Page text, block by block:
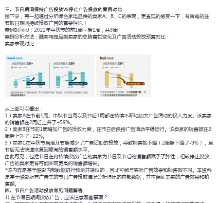
三、节日期间保持广告投放VS停止广告投放的案例对比
接下来，再一起通过分析绿色家电品类的卖家A、B、C的表现，更直观的感受一下，有策略的在
节假日期间持续投放广告的重要性吧！
案例时间段：2022年中秋节的前1周～后1周，共3周
案例分析方法：酷澎特定品类卖家的总销售额变化及广告活动投放预算对比：
卖家表现对比：
从上图可以看出：
1）卖家A在节前1周、中秋节当周以及节后1周都在持续不断地加大广告活动的投入力度。该卖家
的销售额在2周后上升了+59%。
2）卖家B在节前1周增加广告的投放力度，在节日后保持广告活动平稳运行。该卖家的销售额在2
周后上升了+22%。
3）卖家C在中秋节当周及节后减少了广告活动的投放，导致销售额下降（2周后下降了-9%），且
节后无法快速恢复到原有的销售额水平。
由此可见，包括节日在内持续投放广告的卖家为节日及节后的销售额赋予了弹性，相较停止投放
广告的卖家更有可能实现更高的销售额增长。
*该内容是基于酷澎内部数据进行预测并建议的，因此可能与实际广告效果和销售额不同。本资料
是基于酷澎所有广告主的节日广告投放情况分析得出的内部数据，并不保证未来的广告效果和销
售额。
四、节日广告活动投放常见问题解答
1) 在节假日期间投放广告，应该注意哪些事项？